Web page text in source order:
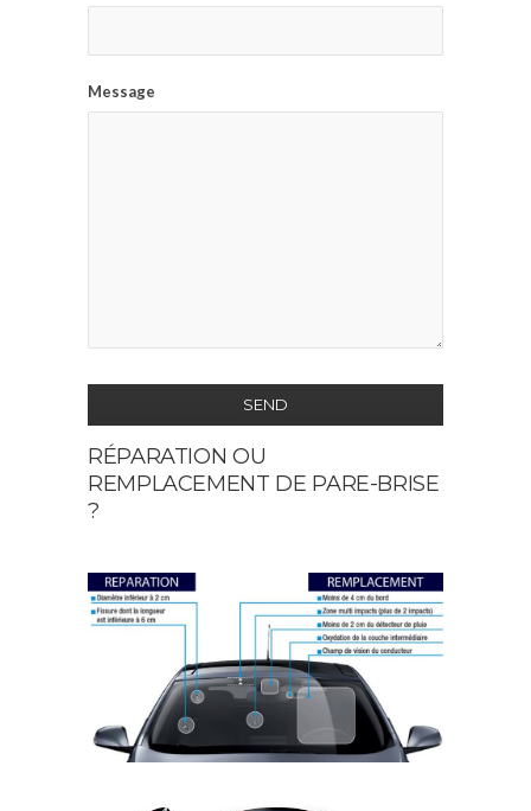
Message
SEND
This
field
should
left
blank
RÉPARATION OU
REMPLACEMENT DE PARE-BRISE
?